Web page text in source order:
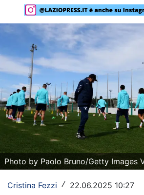
Social
Calcio
Serie A
Champions League
Europa League
Altri Sport
Formula 1
Tennis
Photo by Paolo Bruno/Getty Images
Cristina Fezzi / 22.06.2025 10:27